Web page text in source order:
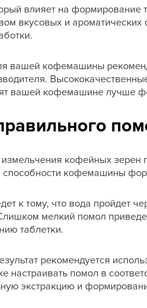
влияет на формирование
вкусовых и
вашей кофемашины
вашей кофемашине лучше
кофейных
способности кофемашины
к тому, что вода пройдет
мелкий помол
таблетки.
рекомендуется
настраивать помол в
экстракцию и